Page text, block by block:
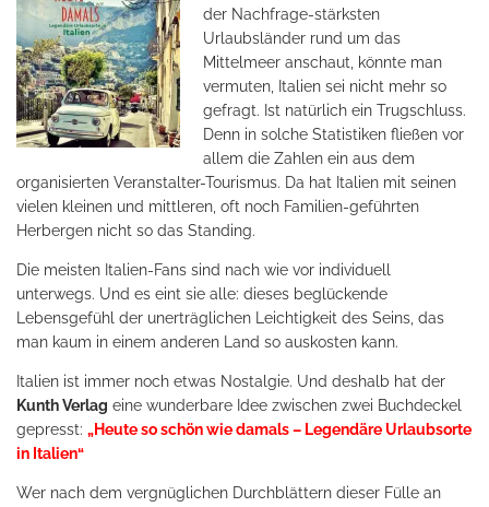
der Nachfrage-stärksten
Urlaubsländer rund um das
Mittelmeer anschaut, könnte man
vermuten, Italien sei nicht mehr so
gefragt. Ist natürlich ein Trugschluss.
Denn in solche Statistiken fließen vor
allem die Zahlen ein aus dem
organisierten Veranstalter-Tourismus. Da hat Italien mit seinen
vielen kleinen und mittleren, oft noch Familien-geführten
Herbergen nicht so das Standing.
Die meisten Italien-Fans sind nach wie vor individuell
unterwegs. Und es eint sie alle: dieses beglückende
Lebensgefühl der unerträglichen Leichtigkeit des Seins, das
man kaum in einem anderen Land so auskosten kann.
Italien ist immer noch etwas Nostalgie. Und deshalb hat der
Kunth Verlag eine wunderbare Idee zwischen zwei Buchdeckel
gepresst: „Heute so schön wie damals – Legendäre Urlaubsorte
in Italien“
Wer nach dem vergnüglichen Durchblättern dieser Fülle an